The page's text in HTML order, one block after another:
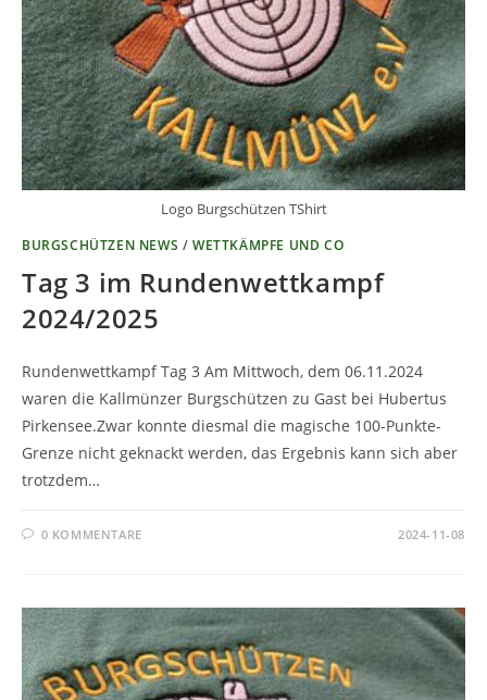
Logo Burgschützen TShirt
BURGSCHÜTZEN NEWS /WETTKÄMPFE UND CO
Tag 3 im Rundenwettkampf
2024/2025
Rundenwettkampf Tag 3 Am Mittwoch, dem 06.11.2024
waren die Kallmünzer Burgschützen zu Gast bei Hubertus
Pirkensee.Zwar konnte diesmal die magische 100-Punkte-
Grenze nicht geknackt werden, das Ergebnis kann sich aber
trotzdem…
0 KOMMENTARE 2024-11-08